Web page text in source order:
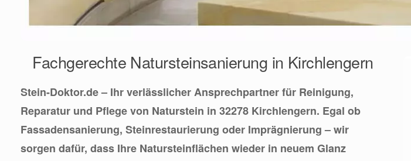
Fachgerechte Natursteinsanierung in Kirchlengern
Stein-Doktor.de – Ihr verlässlicher Ansprechpartner für Reinigung,
Reparatur und Pflege von Naturstein in 32278 Kirchlengern. Egal ob
Fassadensanierung, Steinrestaurierung oder Imprägnierung – wir
sorgen dafür, dass Ihre Natursteinflächen wieder in neuem Glanz